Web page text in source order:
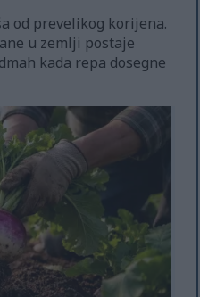
od prevelikog korijena.
u zemlji postaje
kada repa dosegne